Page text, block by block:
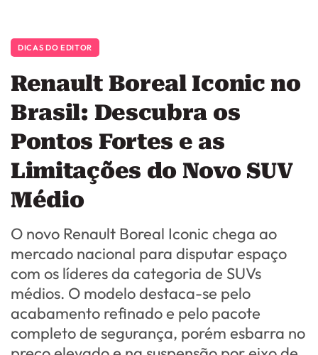
DICAS DO EDITOR
Renault Boreal Iconic no
Brasil: Descubra os
Pontos Fortes e as
Limitações do Novo SUV
Médio
O novo Renault Boreal Iconic chega ao
mercado nacional para disputar espaço
com os líderes da categoria de SUVs
médios. O modelo destaca-se pelo
acabamento refinado e pelo pacote
completo de segurança, porém esbarra no